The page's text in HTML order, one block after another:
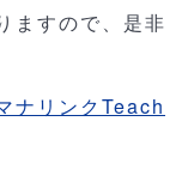
ますので、是非
ナリンクTeach